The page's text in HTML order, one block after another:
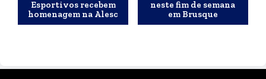
Esportivos recebem
homenagem na Alesc
neste fim de semana
em Brusque